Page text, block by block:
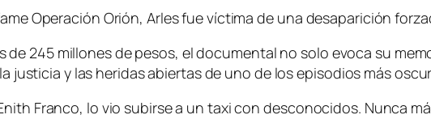
Operación Orión, Arles fue víctima de una desaparición
245 millones de pesos, el documental no solo evoca su
justicia y las heridas abiertas de uno de los episodios más
Franco, lo vio subirse a un taxi con desconocidos. Nunca